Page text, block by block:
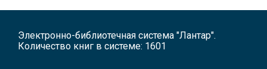
Электронно-библиотечная система "Лантар".
Количество книг в системе: 1601